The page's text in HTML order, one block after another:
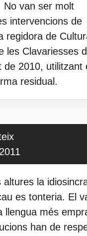
No van ser molt
intervencions de
regidora de
les Clavariesses
2010, utilitzant
residual.
altures la
es tonteria. El
llengua més
han de